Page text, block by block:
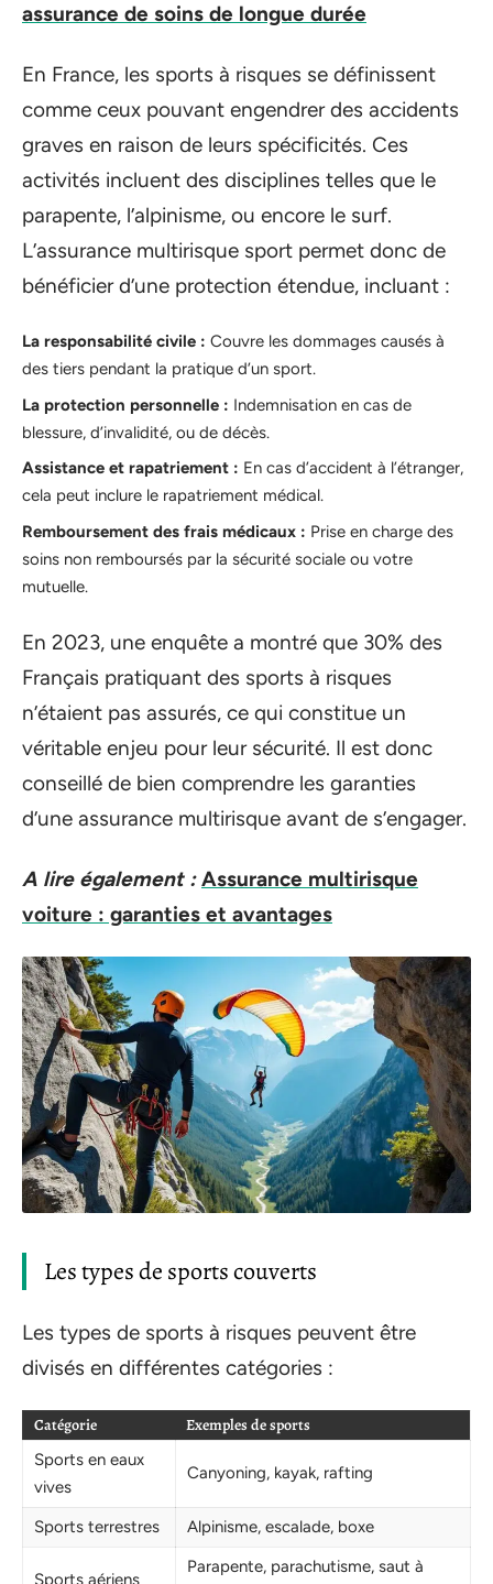
assurance de soins de longue durée
En France, les sports à risques se définissent
comme ceux pouvant engendrer des accidents
graves en raison de leurs spécificités. Ces
activités incluent des disciplines telles que le
parapente, l’alpinisme, ou encore le surf.
L’assurance multirisque sport permet donc de
bénéficier d’une protection étendue, incluant :
La responsabilité civile : Couvre les dommages causés à
des tiers pendant la pratique d’un sport.
La protection personnelle : Indemnisation en cas de
blessure, d’invalidité, ou de décès.
Assistance et rapatriement : En cas d’accident à l’étranger,
cela peut inclure le rapatriement médical.
Remboursement des frais médicaux : Prise en charge des
soins non remboursés par la sécurité sociale ou votre
mutuelle.
En 2023, une enquête a montré que 30% des
Français pratiquant des sports à risques
n’étaient pas assurés, ce qui constitue un
véritable enjeu pour leur sécurité. Il est donc
conseillé de bien comprendre les garanties
d’une assurance multirisque avant de s’engager.
A lire également : Assurance multirisque
voiture : garanties et avantages
Les types de sports couverts
Les types de sports à risques peuvent être
divisés en différentes catégories :
Catégorie Exemples de sports
Sports en eaux
vives
Canyoning, kayak, rafting
Sports terrestres Alpinisme, escalade, boxe
Sports aériens
Parapente, parachutisme, saut à